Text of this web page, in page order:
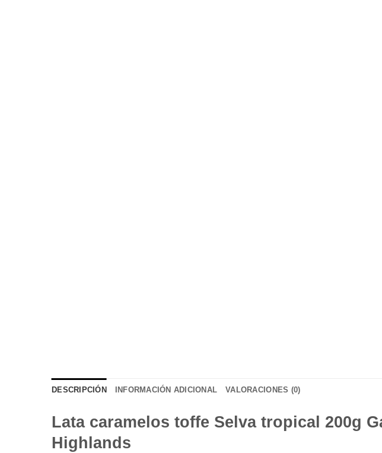
DESCRIPCIÓN INFORMACIÓN ADICIONAL VALORACIONES (0)
Lata caramelos toffe Selva tropical 200g
Highlands